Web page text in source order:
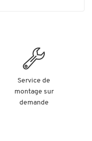
Service de
montage sur
demande